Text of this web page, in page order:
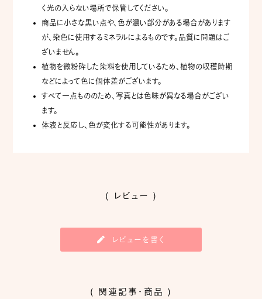
く光の入らない場所で保管してください。
商品に小さな黒い点や、色が濃い部分がある場合があります
が、染色に使用するミネラルによるものです。品質に問題はご
ざいません。
植物を微粉砕した染料を使用しているため、植物の収穫時期
などによって色に個体差がございます。
すべて一点もののため、写真とは色味が異なる場合がござい
ます。
体液と反応し、色が変化する可能性があります。
( レビュー )
レビューを書く
( 関連記事・商品 )